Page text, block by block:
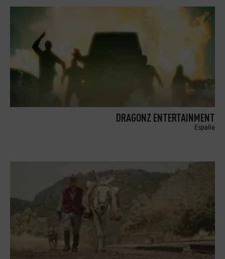
DRAGONZ ENTERTAINMENT
España